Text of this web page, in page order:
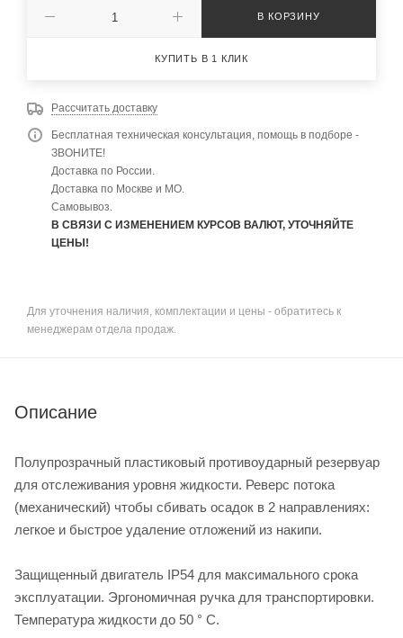
В КОРЗИНУ
КУПИТЬ В 1 КЛИК
Рассчитать доставку
Бесплатная техническая консультация, помощь в подборе -
ЗВОНИТЕ!
Доставка по России.
Доставка по Москве и МО.
Самовывоз.
В СВЯЗИ С ИЗМЕНЕНИЕМ КУРСОВ ВАЛЮТ, УТОЧНЯЙТЕ
ЦЕНЫ!
Для уточнения наличия, комплектации и цены - обратитесь к
менеджерам отдела продаж.
Описание
Полупрозрачный пластиковый противоударный резервуар
для отслеживания уровня жидкости. Реверс потока
(механический) чтобы сбивать осадок в 2 направлениях:
легкое и быстрое удаление отложений из накипи.
Защищенный двигатель IP54 для максимального срока
эксплуатации. Эргономичная ручка для транспортировки.
Температура жидкости до 50 ° С.